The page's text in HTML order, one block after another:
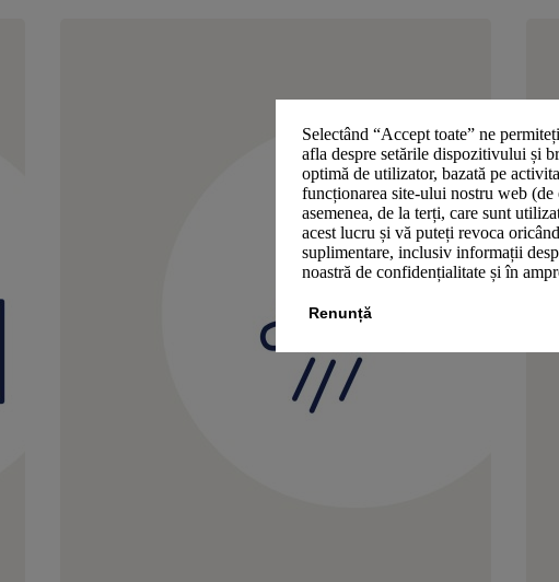
Selectând “Accept toate” ne
afla despre setările dispozitivului și
optimă de utilizator, bazată pe
funcționarea site-ului nostru web
asemenea, de la terți, care sunt
acest lucru și vă puteți revoca
suplimentare, inclusiv informații
noastră de confidențialitate și în
Renunță